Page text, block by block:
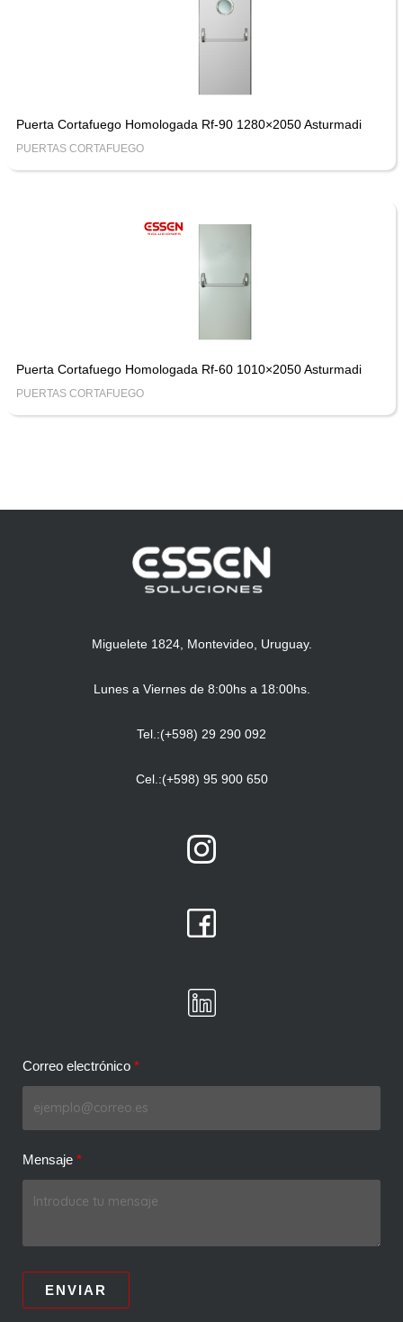
Puerta Cortafuego Homologada Rf-90 1280×2050 Asturmadi
PUERTAS CORTAFUEGO
Puerta Cortafuego Homologada Rf-60 1010×2050 Asturmadi
PUERTAS CORTAFUEGO
Miguelete 1824, Montevideo, Uruguay.
Lunes a Viernes de 8:00hs a 18:00hs.
Tel.:(+598) 29 290 092
Cel.:(+598) 95 900 650
Correo electrónico
Mensaje
ENVIAR